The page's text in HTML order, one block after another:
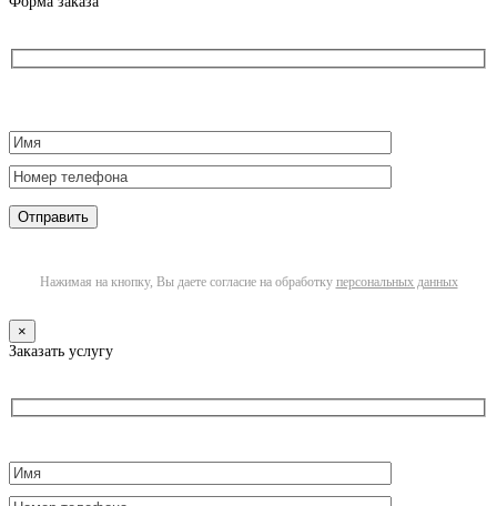
Нажимая на кнопку, Вы даете согласие на обработку персональных данных
×
Заказать услугу